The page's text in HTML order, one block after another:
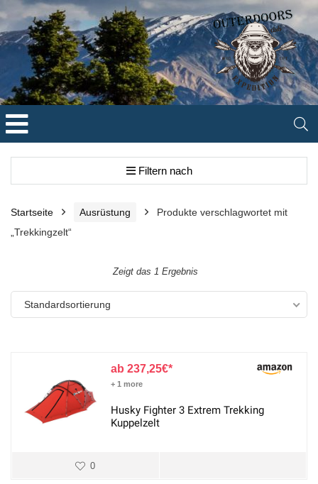
Filtern nach
Startseite Ausrüstung
Produkte verschlagwortet mit
„Trekkingzelt“
Zeigt das 1 Ergebnis
Standardsortierung
237,25€
+ 1 more
Husky Fighter 3 Extrem Trekking
Kuppelzelt
0